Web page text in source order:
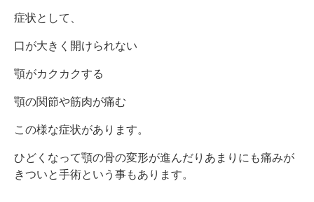
症状として、
口が大きく開けられない
顎がカクカクする
顎の関節や筋肉が痛む
この様な症状があります。
ひどくなって顎の骨の変形が進んだりあまりにも痛みが
きついと手術という事もあります。